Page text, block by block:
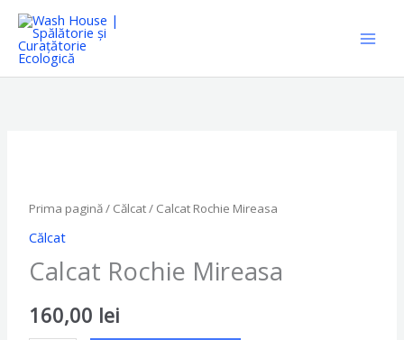
Skip
content
Prima pagină/ Călcat/ Calcat Rochie Mireasa
Călcat
Calcat Rochie Mireasa
160,00 lei
Mireasa